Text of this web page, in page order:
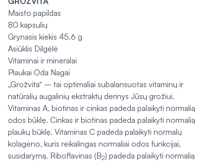
Maisto papildas
80 kapsulių
Grynasis kiekis 45,6 g
Asiūklis Dilgėlė
Vitaminai ir mineralai
Plaukai Oda Nagai
„Grožvita“ – tai optimaliai subalansuotas vitaminų ir
natūralių augalinių ekstraktų derinys Jūsų grožiui.
Vitaminas A, biotinas ir cinkas padeda palaikyti normalią
odos būklę. Cinkas ir biotinas padeda palaikyti normalią
plaukų būklę. Vitaminas C padeda palaikyti normalų
kolageno, kuris reikalingas normaliai odos funkcijai,
susidarymą. Riboflavinas (B2) padeda palaikyti normalią